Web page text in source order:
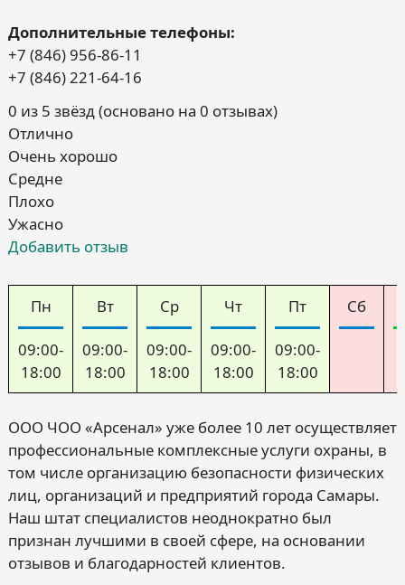
Дополнительные телефоны:
+7 (846) 956-86-11
+7 (846) 221-64-16
0 из 5 звёзд (основано на 0 отзывах)
Отлично
Очень хорошо
Средне
Плохо
Ужасно
Добавить отзыв
Пн
09:00-
18:00
Вт
09:00-
18:00
Ср
09:00-
18:00
Чт
09:00-
18:00
Пт
09:00-
18:00
Сб
ООО ЧОО «Арсенал» уже более 10 лет осуществляет
профессиональные комплексные услуги охраны, в
том числе организацию безопасности физических
лиц, организаций и предприятий города Самары.
Наш штат специалистов неоднократно был
признан лучшими в своей сфере, на основании
отзывов и благодарностей клиентов.